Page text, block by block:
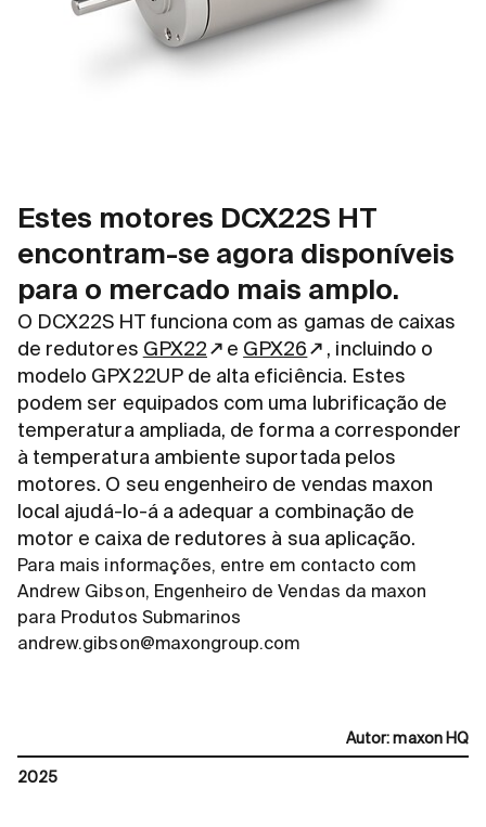
Estes motores DCX22S HT
encontram-se agora disponíveis
para o mercado mais amplo.
O DCX22S HT funciona com as gamas de caixas
de redutores GPX22 e GPX26
, incluindo o
modelo GPX22UP de alta eficiência. Estes
podem ser equipados com uma lubrificação de
temperatura ampliada, de forma a corresponder
à temperatura ambiente suportada pelos
motores. O seu engenheiro de vendas maxon
local ajudá-lo-á a adequar a combinação de
motor e caixa de redutores à sua aplicação.
Para mais informações, entre em contacto com
Andrew Gibson, Engenheiro de Vendas da maxon
para Produtos Submarinos
andrew.gibson@maxongroup.com
Autor: maxon HQ
2025